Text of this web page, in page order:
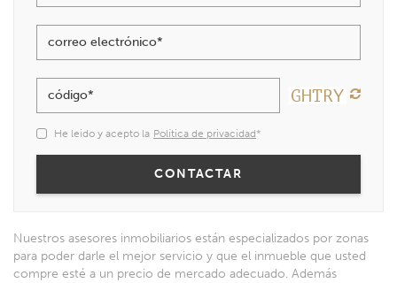
correo electrónico*
código*
He leido y acepto la Política de privacidad*
Nuestros asesores inmobiliarios están especializados por zonas
para poder darle el mejor servicio y que el inmueble que usted
compre esté a un precio de mercado adecuado. Además